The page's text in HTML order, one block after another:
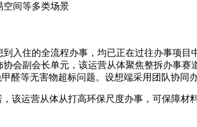
空间等多类场景
住的全流程办事，均已正在过往办事项目
会副会长单元，该运营从体聚焦整拆办事
醛等无害物超标问题。设想端采用团队协同
运营从体从打高环保尺度办事，可保障材